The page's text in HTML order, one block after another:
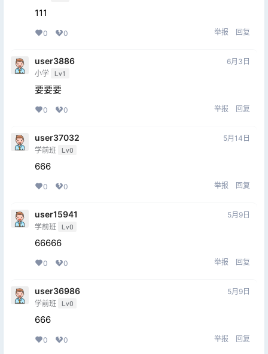
111
0 0 举报 回复
user3886
小学 Lv1
6月3日
要要要
0 0 举报 回复
user37032
学前班 Lv0
5月14日
666
0 0 举报 回复
user15941
学前班 Lv0
5月9日
66666
0 0 举报 回复
user36986
学前班 Lv0
5月9日
666
0 0 举报 回复